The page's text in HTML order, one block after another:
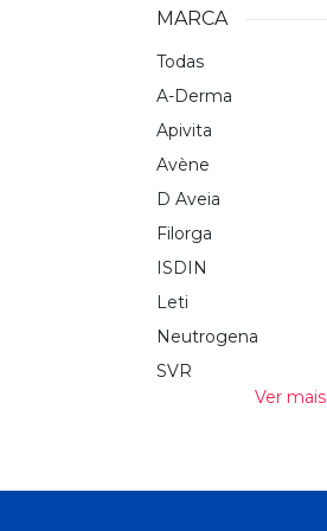
MARCA
Todas
A-Derma
Apivita
Avène
D Aveia
Filorga
ISDIN
Leti
Neutrogena
SVR
Ver mais